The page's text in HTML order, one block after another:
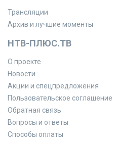
Трансляции
Архив и лучшие моменты
НТВ-ПЛЮС.ТВ
О проекте
Новости
Акции и спецпредложения
Пользовательское соглашение
Обратная связь
Вопросы и ответы
Способы оплаты